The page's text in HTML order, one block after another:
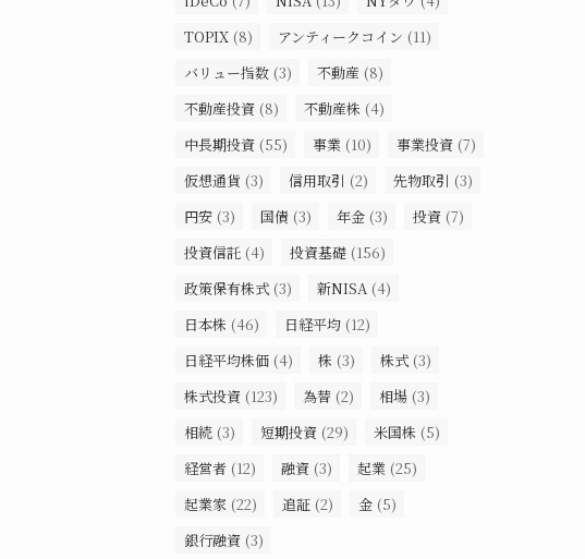
TOPIX (8) アンティークコイン (11)
バリュー指数 (3) 不動産 (8)
不動産投資 (8) 不動産株 (4)
中長期投資 (55) 事業 (10) 事業投資 (7)
仮想通貨 (3) 信用取引 (2) 先物取引 (3)
円安 (3) 国債 (3) 年金 (3) 投資 (7)
投資信託 (4) 投資基礎 (156)
政策保有株式 (3) 新NISA (4)
日本株 (46) 日経平均 (12)
日経平均株価 (4) 株 (3) 株式 (3)
株式投資 (123) 為替 (2) 相場 (3)
相続 (3) 短期投資 (29) 米国株 (5)
経営者 (12) 融資 (3) 起業 (25)
起業家 (22) 追証 (2) 金 (5)
銀行融資 (3)